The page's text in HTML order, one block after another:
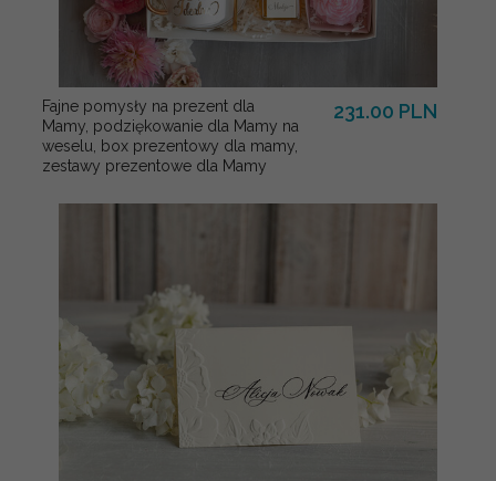
Fajne pomysły na prezent dla
Mamy, podziękowanie dla Mamy na
weselu, box prezentowy dla mamy,
zestawy prezentowe dla Mamy
231.00 PLN